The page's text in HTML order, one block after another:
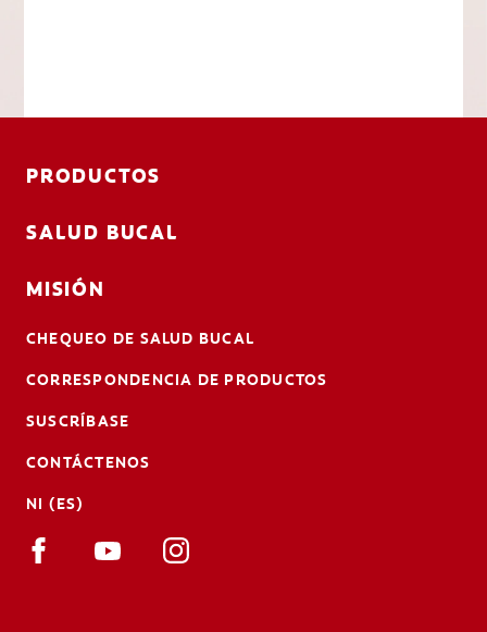
PRODUCTOS
SALUD BUCAL
MISIÓN
CHEQUEO DE SALUD BUCAL
CORRESPONDENCIA DE PRODUCTOS
SUSCRÍBASE
CONTÁCTENOS
NI (ES)